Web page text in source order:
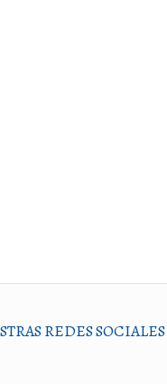
REDES SOCIALES